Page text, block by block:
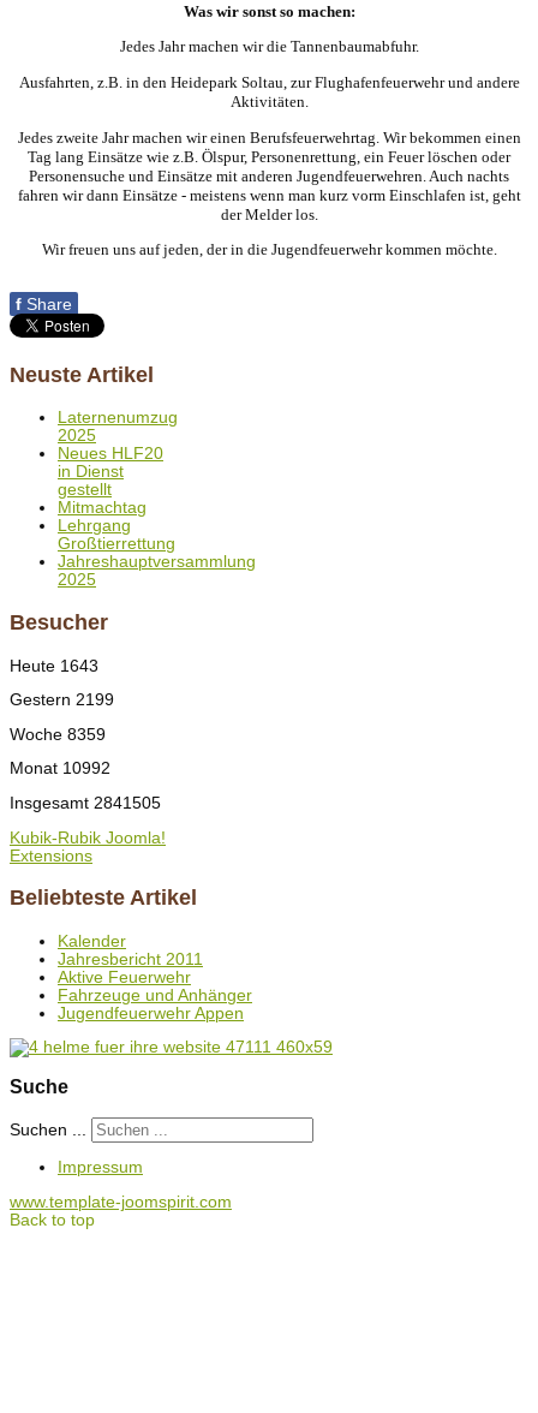
Was wir sonst so machen:
Jedes Jahr machen wir die Tannenbaumabfuhr.
Ausfahrten, z.B. in den Heidepark Soltau, zur Flughafenfeuerwehr und andere
Aktivitäten.
Jedes zweite Jahr machen wir einen Berufsfeuerwehrtag. Wir bekommen einen
Tag lang Einsätze wie z.B. Ölspur, Personenrettung, ein Feuer löschen oder
Personensuche und Einsätze mit anderen Jugendfeuerwehren. Auch nachts
fahren wir dann Einsätze - meistens wenn man kurz vorm Einschlafen ist, geht
der Melder los.
Wir freuen uns auf jeden, der in die Jugendfeuerwehr kommen möchte.
f Share
Neuste Artikel
Laternenumzug
2025
Neues HLF20
in Dienst
gestellt
Mitmachtag
Lehrgang
Großtierrettung
Jahreshauptversammlung
2025
Besucher
Heute 1643
Gestern 2199
Woche 8359
Monat 10992
Insgesamt 2841505
Kubik-Rubik Joomla!
Extensions
Beliebteste Artikel
Kalender
Jahresbericht 2011
Aktive Feuerwehr
Fahrzeuge und Anhänger
Jugendfeuerwehr Appen
Suche
Suchen ...
Impressum
www.template-joomspirit.com
Back to top